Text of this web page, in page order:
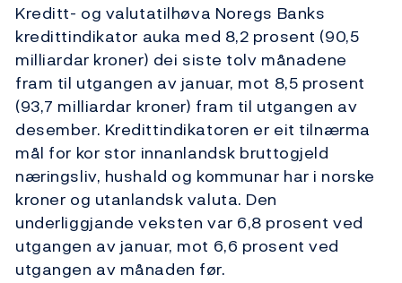
Kreditt- og valutatilhøva Noregs Banks
kredittindikator auka med 8,2 prosent (90,5
milliardar kroner) dei siste tolv månadene
fram til utgangen av januar, mot 8,5 prosent
(93,7 milliardar kroner) fram til utgangen av
desember. Kredittindikatoren er eit tilnærma
mål for kor stor innanlandsk bruttogjeld
næringsliv, hushald og kommunar har i norske
kroner og utanlandsk valuta. Den
underliggjande veksten var 6,8 prosent ved
utgangen av januar, mot 6,6 prosent ved
utgangen av månaden før.